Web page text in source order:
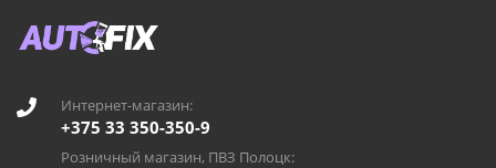
Интернет-магазин:
+375 33 350-350-9
Розничный магазин, ПВЗ Полоцк: